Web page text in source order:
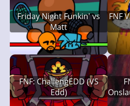
Friday Night Funkin' vs
Matt
FNF
FNF: ChallengEDD (VS
Edd)